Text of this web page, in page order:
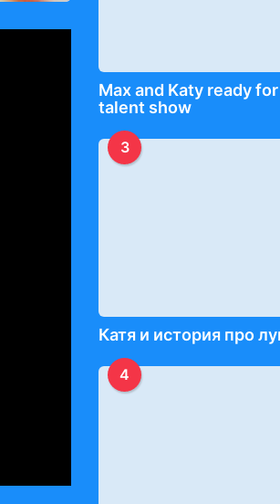
Max and Katy ready
talent show
3
Катя и история про
4